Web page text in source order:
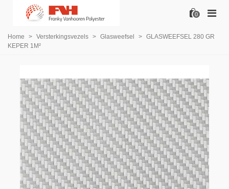
0
Home > Versterkingsvezels > Glasweefsel > GLASWEEFSEL 280 GR
KEPER 1M²